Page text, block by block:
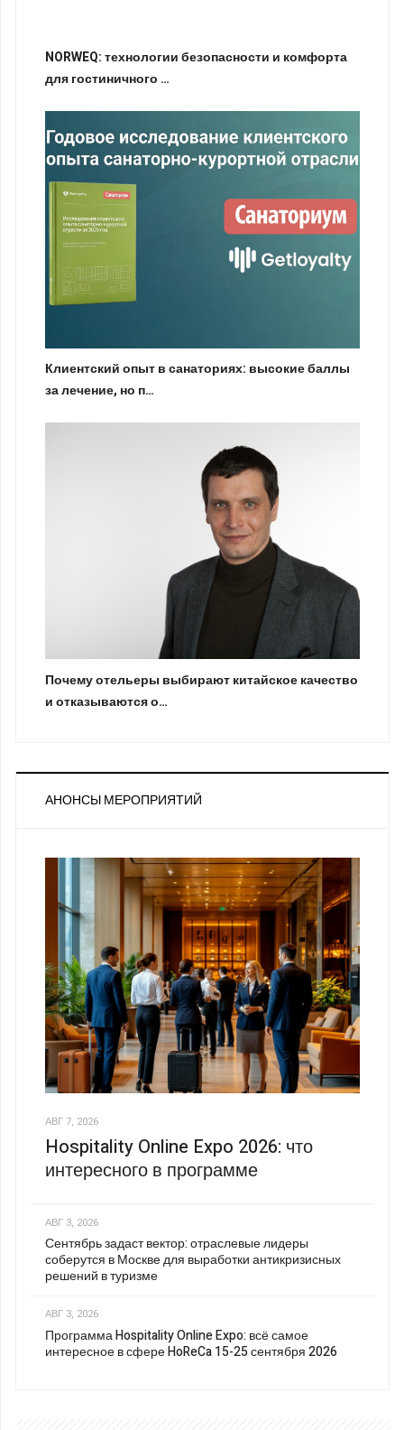
NORWEQ: технологии безопасности и комфорта
для гостиничного …
Клиентский опыт в санаториях: высокие баллы
за лечение, но п…
Почему отельеры выбирают китайское качество
и отказываются о…
АНОНСЫ МЕРОПРИЯТИЙ
АВГ 7, 2026
Hospitality Online Expo 2026: что
интересного в программе
АВГ 3, 2026
Сентябрь задаст вектор: отраслевые лидеры
соберутся в Москве для выработки антикризисных
решений в туризме
АВГ 3, 2026
Программа Hospitality Online Expo: всё самое
интересное в сфере HoReCa 15-25 сентября 2026